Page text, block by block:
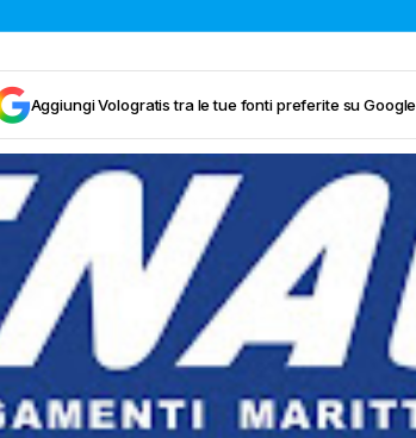
Aggiungi Vologratis tra le tue fonti preferite su Google